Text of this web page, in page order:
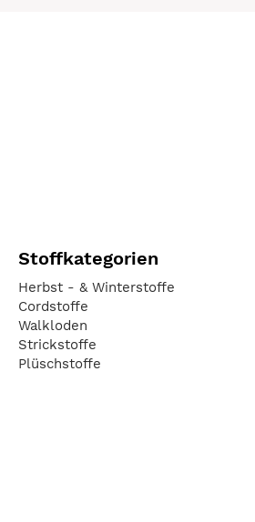
Stoffkategorien
Herbst - & Winterstoffe
Cordstoffe
Walkloden
Strickstoffe
Plüschstoffe